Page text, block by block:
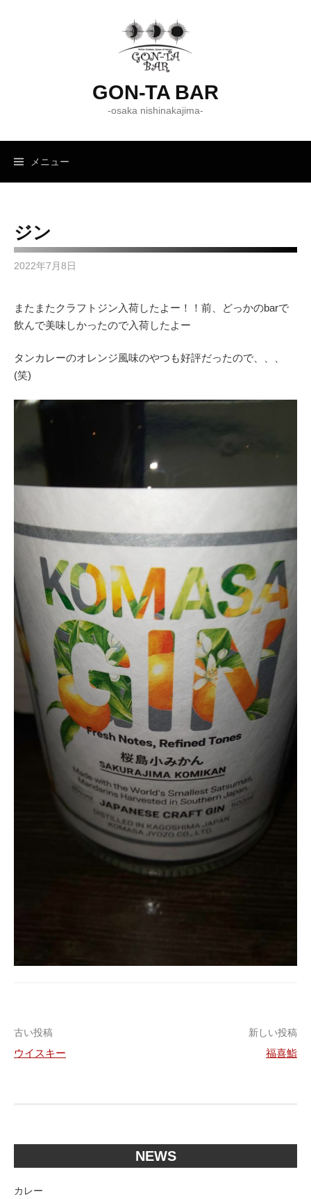
GON-TA BAR
-osaka nishinakajima-
メニュー
ジン
2022年7月8日
またまたクラフトジン入荷したよー！！前、どっかのbarで
飲んで美味しかったので入荷したよー
タンカレーのオレンジ風味のやつも好評だったので、、、
(笑)
投
稿
シ
古い投稿
ウイスキー
新しい投稿
福喜鮨
NEWS
カレー